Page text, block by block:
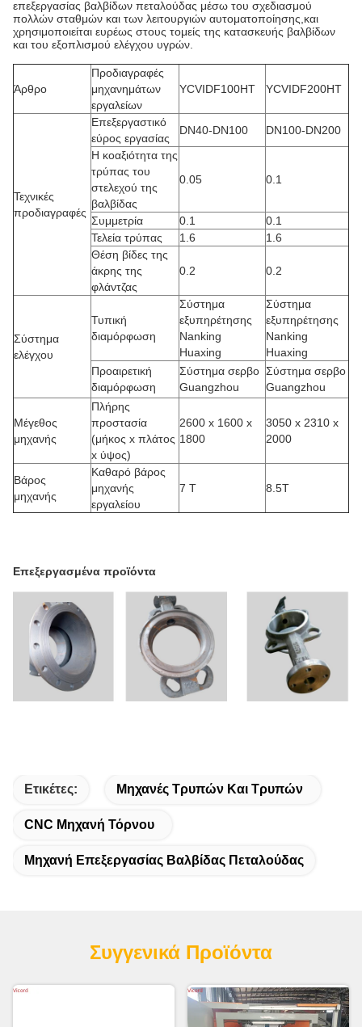
επεξεργασίας βαλβίδων πεταλούδας μέσω του σχεδιασμού
πολλών σταθμών και των λειτουργιών αυτοματοποίησης,και
χρησιμοποιείται ευρέως στους τομείς της κατασκευής βαλβίδων
και του εξοπλισμού ελέγχου υγρών.
Άρθρο
Προδιαγραφές
μηχανημάτων
εργαλείων
YCVIDF100HT YCVIDF200HT
Τεχνικές
προδιαγραφές
Επεξεργαστικό
εύρος εργασίας
DN40-DN100
DN100-DN200
Η κοαξιότητα της
τρύπας του
στελεχού της
βαλβίδας
0.05 0.1
Συμμετρία 0.1
0.1
Τελεία τρύπας
1.6
1.6
Θέση βίδες της
άκρης της
φλάντζας
0.2 0.2
Σύστημα
ελέγχου
Τυπική
διαμόρφωση
Σύστημα
εξυπηρέτησης
Nanking
Huaxing
Σύστημα
εξυπηρέτησης
Nanking
Huaxing
Προαιρετική
διαμόρφωση
Σύστημα σερβο
Guangzhou
Σύστημα σερβο
Guangzhou
Μέγεθος
μηχανής
Πλήρης
προστασία
(μήκος x πλάτος
x ύψος)
2600 x 1600 x
1800
3050 x 2310 x
2000
Βάρος
μηχανής
Καθαρό βάρος
μηχανής
εργαλείου
7 Τ 8.5Τ
Επεξεργασμένα προϊόντα
Ετικέτες: Μηχανές Τρυπών Και Τρυπών
CNC Μηχανή Τόρνου
Μηχανή Επεξεργασίας Βαλβίδας Πεταλούδας
Συγγενικά Προϊόντα